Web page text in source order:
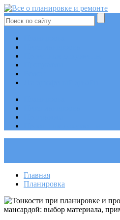
Главная
Планировка